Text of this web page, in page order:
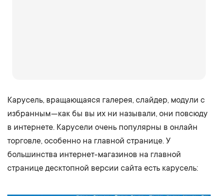
Карусель, вращающаяся галерея, слайдер, модули с
избранным — как бы вы их ни называли, они повсюду
в интернете. Карусели очень популярны в онлайн
торговле, особенно на главной странице. У
большинства интернет-магазинов на главной
странице десктопной версии сайта есть карусель: